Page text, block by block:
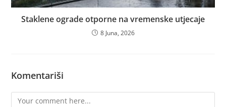
Staklene ograde otporne na vremenske utjecaje
8 Juna, 2026
Komentariši